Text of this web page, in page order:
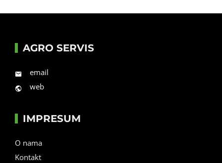
AGRO SERVIS
email
web
IMPRESUM
O nama
Kontakt